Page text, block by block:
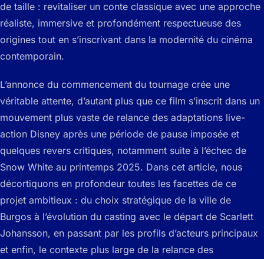
de taille : revitaliser un conte classique avec une approche
réaliste, immersive et profondément respectueuse des
origines tout en s’inscrivant dans la modernité du cinéma
contemporain.
L’annonce du commencement du tournage crée une
véritable attente, d’autant plus que ce film s’inscrit dans un
mouvement plus vaste de relance des adaptations live-
action Disney après une période de pause imposée et
quelques revers critiques, notamment suite à l’échec de
Snow White au printemps 2025. Dans cet article, nous
décortiquons en profondeur toutes les facettes de ce
projet ambitieux : du choix stratégique de la ville de
Burgos à l’évolution du casting avec le départ de Scarlett
Johansson, en passant par les profils d’acteurs principaux
et enfin, le contexte plus large de la relance des